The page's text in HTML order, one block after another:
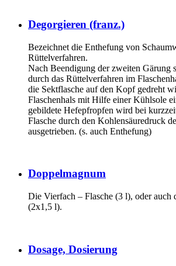
Degorgieren (franz.)
Bezeichnet die Enthefung von
Rüttelverfahren.
Nach Beendigung der zweiten Gärung
durch das Rüttelverfahren im
die Sektflasche auf den Kopf gedreht
Flaschenhals mit Hilfe einer Kühlsole
gebildete Hefepfropfen wird bei
Flasche durch den Kohlensäuredruck
ausgetrieben. (s. auch Enthefung)
Doppelmagnum
Die Vierfach – Flasche (3 l), oder auch
(2x1,5 l).
Dosage, Dosierung